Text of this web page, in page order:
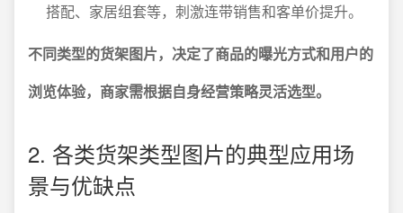
搭配、家居组套等，刺激连带销售和客单价提升。
不同类型的货架图片，决定了商品的曝光方式和用户的
浏览体验，商家需根据自身经营策略灵活选型。
2. 各类货架类型图片的典型应用场
景与优缺点